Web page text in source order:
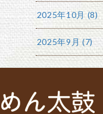
2025年10月 (8)
2025年9月 (7)